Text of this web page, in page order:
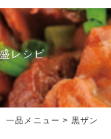
レシピ
一品メニュー > 黒ザン